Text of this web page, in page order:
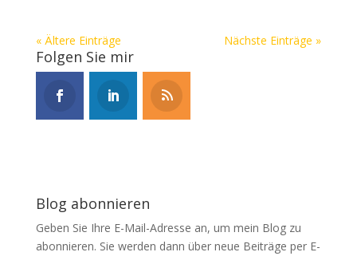
« Ältere Einträge Nächste Einträge »
Folgen Sie mir
Blog abonnieren
Geben Sie Ihre E-Mail-Adresse an, um mein Blog zu
abonnieren. Sie werden dann über neue Beiträge per E-